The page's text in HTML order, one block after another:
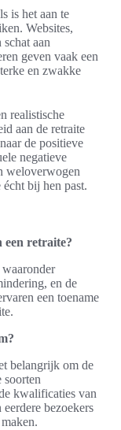
is het aan te
Websites,
aan
geven vaak een
en zwakke
realistische
aan de retraite
de positieve
negatieve
weloverwogen
bij hen past.
een retraite?
en de
een toename
belangrijk om de
soorten
kwalificaties van
bezoekers